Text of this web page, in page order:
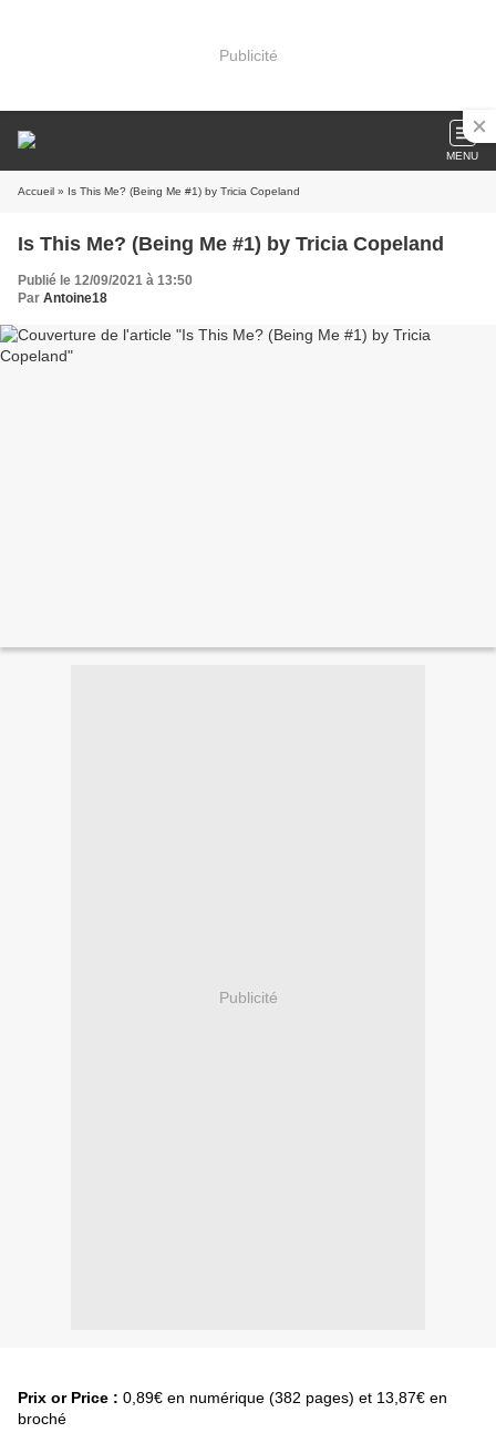
Publicité
MENU
Accueil » Is This Me? (Being Me #1) by Tricia Copeland
Is This Me? (Being Me #1) by Tricia Copeland
Publié le 12/09/2021 à 13:50
Par Antoine18
Publicité
Prix or Price : 0,89€ en numérique (382 pages) et 13,87€ en
broché